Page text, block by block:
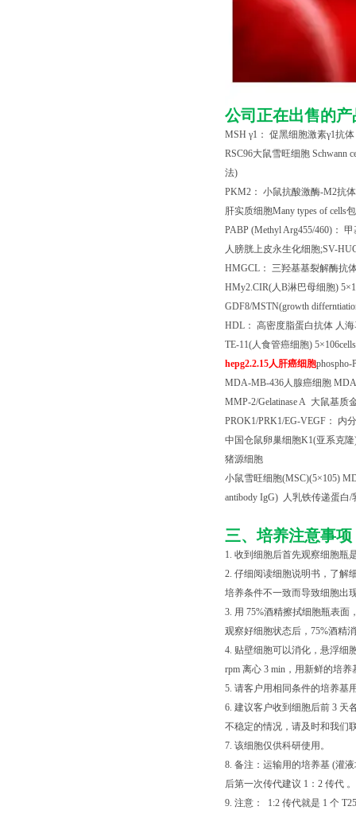
公司正在出售的产
MSH γ1 ： 促黑细胞激素γ1抗
RSC96大鼠雪旺细胞 Schwann
法)
PKM2 ： 小鼠抗酸激酶-M2抗体
肝实质细胞Many types of cells
PABP (Methyl Arg455/460) ：
人膀胱上皮永生化细胞;SV-
HMGCL ： 三羟基基裂解酶抗
HMy2.CIR(人B淋巴母细胞) 5×
GDF8/MSTN(growth
HDL ： 高密度脂蛋白抗体 人
TE-11(人食管癌细胞) 5×
hepg2.2.15人肝癌细胞phospho-
MDA-MB-436人腺癌细胞
MMP-2/Gelatinase A 大鼠基质
PROK1/PRK1/EG-VEGF ： 内
中国仓鼠卵巢细胞K1(亚系克隆
猪源细胞
小鼠雪旺细胞(MSC)(5×105)
antibody IgG) 人乳铁传递蛋白/
三、培养注意事项
1. 收到细胞后首先观察细胞瓶
2. 仔细阅读细胞说明书，了解
培养条件不一致而导致细胞出
3. 用 75%酒精擦拭细胞瓶表
观察好细胞状态后，75%酒精
4. 贴壁细胞可以消化，悬浮细
rpm 离心 3 min，用新鲜的培
5. 请客户用相同条件的培养基
6. 建议客户收到细胞后前 3 天
不稳定的情况，请及时和我们
7. 该细胞仅供科研使用。
8. 备注：运输用的培养基 (灌
后第一次传代建议 1：2 传代 。
9. 注意： 1:2 传代就是 1 个